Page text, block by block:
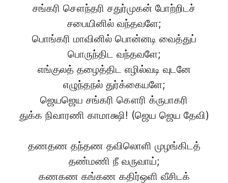
சங்கரி சௌந்தரி சதுர்முகன் போற்றிடச்
சபையினில் வந்தவளே;
பொங்கரி மாவினில் பொன்னடி வைத்துப்
பொருந்திட வந்தவளே;
எங்குலத் தழைத்திட எழில்வடி வுடனே
எழுந்தநல் துர்க்கையளே;
ஜெயஜெய சங்கரி கௌரி க்ருபாகரி
துக்க நிவாரணி காமாக்ஷி! (ஜெய ஜெய தேவி)
தணதண தந்தண தவிலொளி முழங்கிடத்
தண்மணி நீ வருவாய்;
கணகண கங்கண கதிர்ஒளி வீசிடக்